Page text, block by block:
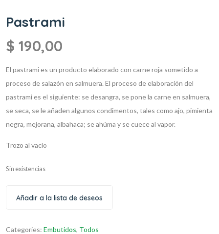
Pastrami
$ 190,00
El pastrami es un producto elaborado con carne roja sometido a
proceso de salazón en salmuera. El proceso de elaboración del
pastrami es el siguiente: se desangra, se pone la carne en salmuera,
se seca, se le añaden algunos condimentos, tales como ajo, pimienta
negra, mejorana, albahaca; se ahúma y se cuece al vapor.​
Trozo al vacío
Sin existencias
Añadir a la lista de deseos
Categories: Embutidos, Todos